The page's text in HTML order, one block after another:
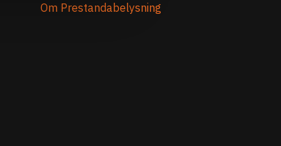
Om Prestandabelysning